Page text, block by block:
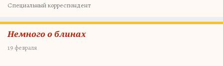
Специальный корреспондент
Немного о блинах
19 февраля